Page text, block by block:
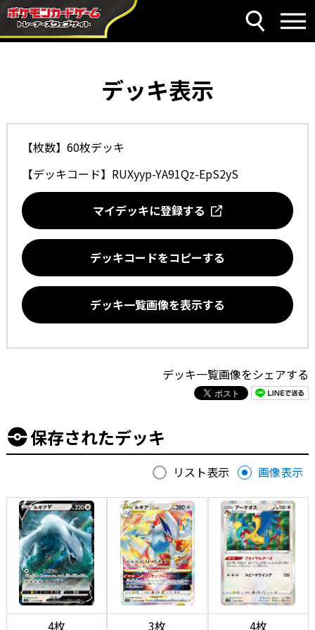
デッキ表示
【枚数】60枚デッキ
【デッキコード】 RUXyyp-YA91Qz-EpS2yS
マイデッキに登録する
デッキコードをコピーする
デッキ一覧画像を表示する
デッキ一覧画像をシェアする
保存されたデッキ
リスト表示 画像表示
4枚 3枚 4枚